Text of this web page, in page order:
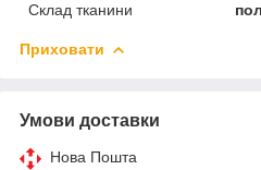
Склад тканини
Приховати
Умови доставки
Нова Пошта